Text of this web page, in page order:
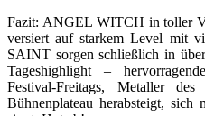
Fazit: ANGEL WITCH in toller
versiert auf starkem Level mit
SAINT sorgen schließlich in
Tageshighlight –
Festival-Freitags, Metaller
Bühnenplateau herabsteigt, sich